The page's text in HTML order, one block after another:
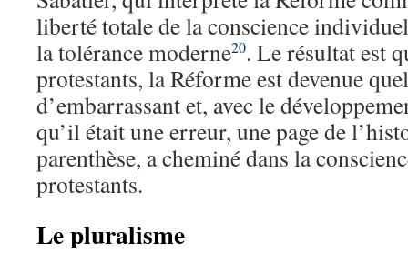
liberté totale de la conscience
la tolérance moderne20. Le résultat est
protestants, la Réforme est devenue
d’embarrassant et, avec le
qu’il était une erreur, une page de
parenthèse, a cheminé dans la
protestants.
Le pluralisme